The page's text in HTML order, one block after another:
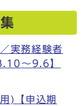
実務経験者
～9.6】
)【申込期